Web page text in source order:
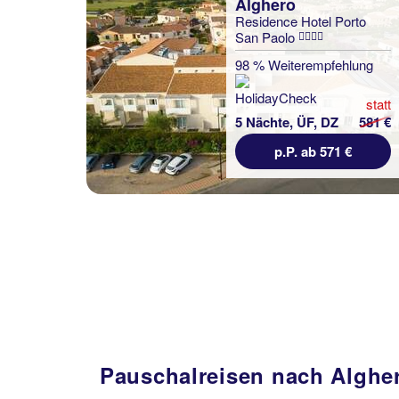
Residence Hotel Porto
San Paolo
98 % Weiterempfehlung
5 Nächte, ÜF, DZ
statt
581 €
p.P. ab 571 €
Alghero
Meli Hotel
100 % Weiterempfehlung
5 Nächte, ÜF, XX
statt
922 €
p.P. ab 576 €
Pauschalreisen nach